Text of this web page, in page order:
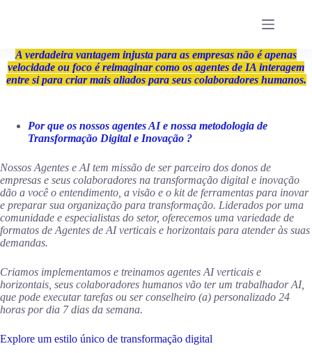
A verdadeira vantagem injusta para as empresas não é apenas
velocidade ou foco é reimaginar como os agentes de IA interagem
entre si para criar mais aliados para seus colaboradores humanos.
Por que os nossos agentes AI e nossa metodologia de
Transformação Digital e Inovação ?
Nossos Agentes e AI tem missão de ser parceiro dos donos de
empresas e seus colaboradores na transformação digital e inovação
dão a você o entendimento, a visão e o kit de ferramentas para inovar
e preparar sua organização para transformação. Liderados por uma
comunidade e especialistas do setor, oferecemos uma variedade de
formatos de Agentes de AI verticais e horizontais para atender às suas
demandas.
Criamos implementamos e treinamos agentes AI verticais e
horizontais, seus colaboradores humanos vão ter um trabalhador AI,
que pode executar tarefas ou ser conselheiro (a) personalizado 24
horas por dia 7 dias da semana.
Explore um estilo único de transformação digital